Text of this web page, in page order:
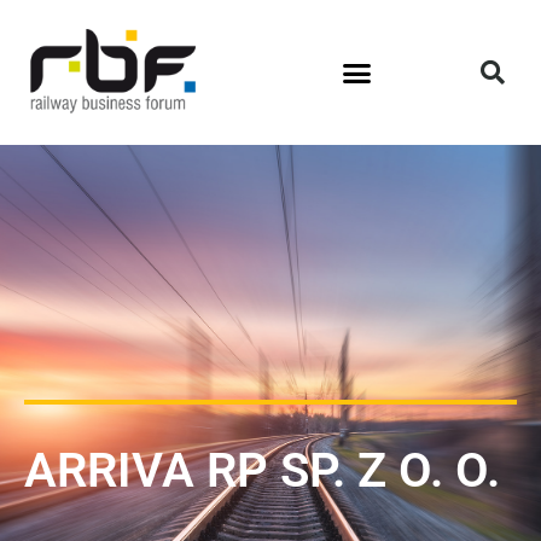
ARRIVA RP SP. Z O. O.